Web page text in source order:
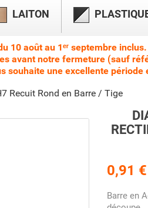
LAITON
10 août au 1ᵉʳ septembre inclus.
avant notre fermeture (sauf
souhaite une excellente période
Recuit Rond en Barre / Tige
0,91 €
Barre en